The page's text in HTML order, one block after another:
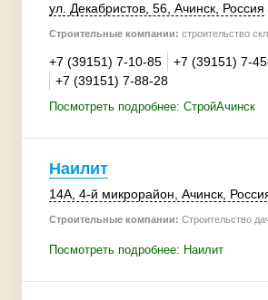
ул. Декабристов, 56, Ачинск, Россия
Строительные компании: строительство
+7 (39151) 7-10-85
+7 (39151) 7-
+7 (39151) 7-88-28
Посмотреть подробнее: СтройАчинск
Наилит
14А, 4-й микрорайон Ачинск,
Строительные компании: Строительство
Посмотреть подробнее: Наилит